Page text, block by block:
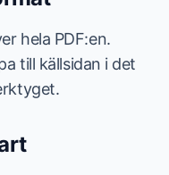
hela PDF:en.
till källsidan i det